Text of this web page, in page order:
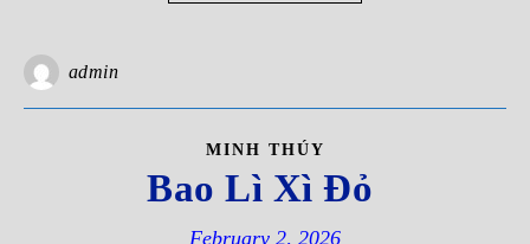
admin
MINH THÚY
Bao Lì Xì Đỏ
February 2, 2026